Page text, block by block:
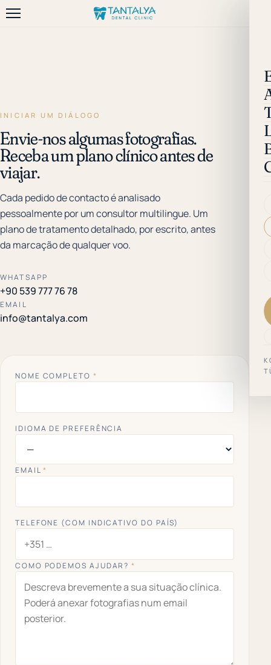
INICIAR UM DIÁLOGO
Envie-nos algumas fotografias.
Receba um plano clínico antes de
viajar.
Cada pedido de contacto é analisado
pessoalmente por um consultor multilingue. Um
plano de tratamento detalhado, por escrito, antes
da marcação de qualquer voo.
WHATSAPP
+90 539 777 76 78
EMAIL
info@tantalya.com
NOME COMPLETO *
IDIOMA DE PREFERÊNCIA
EMAIL*
TELEFONE (COM INDICATIVO DO PAÍS)
COMO PODEMOS AJUDAR?*